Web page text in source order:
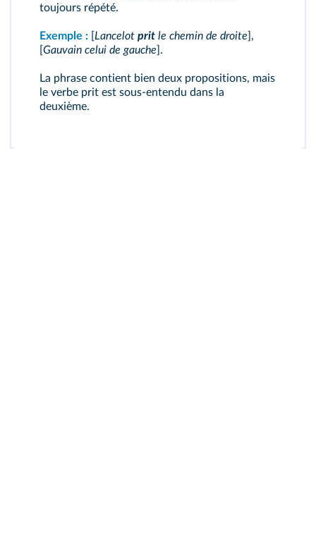
toujours répété.
Exemple : Lancelot prit le chemin de droite ],
Gauvain celui de gauche ].
La phrase contient bien deux propositions, mais
le verbe prit est sous‑entendu dans la
deuxième.